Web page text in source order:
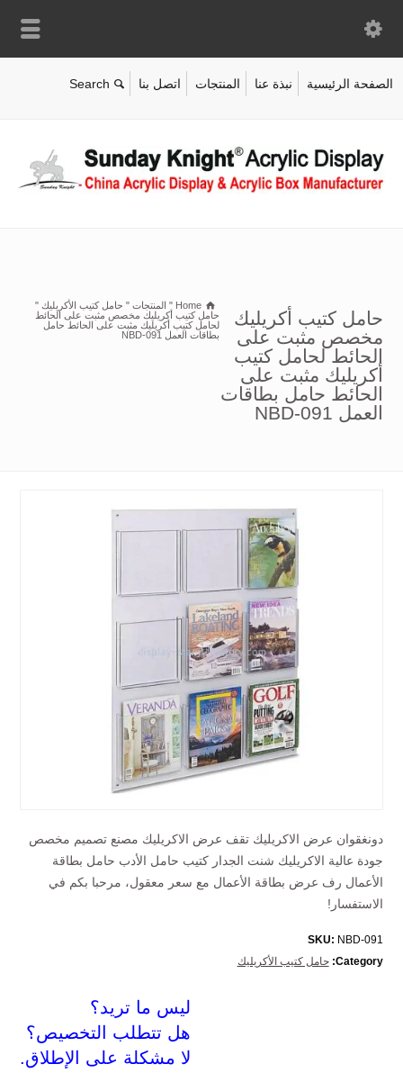
الصفحة الرئيسية نبذة عنا المنتجات اتصل بنا
حامل كتيب أكريليك
مخصص مثبت على
الحائط لحامل كتيب
أكريليك مثبت على
الحائط حامل بطاقات
العمل NBD-091
Home
" المنتجات " حامل كتيب الأكريليك "
حامل كتيب أكريليك مخصص مثبت على الحائط
لحامل كتيب أكريليك مثبت على الحائط حامل
بطاقات العمل NBD-091
دونغقوان عرض الاكريليك تقف عرض الاكريليك مصنع تصميم مخصص
جودة عالية الاكريليك شنت الجدار كتيب حامل الأدب حامل بطاقة
الأعمال رف عرض بطاقة الأعمال مع سعر معقول، مرحبا بكم في
الاستفسار!
SKU: NBD-091
Category: حامل كتيب الأكريليك
ليس ما تريد؟
هل تتطلب التخصيص؟
لا مشكلة على الإطلاق.